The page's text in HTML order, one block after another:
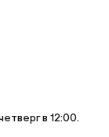
в 12:00.